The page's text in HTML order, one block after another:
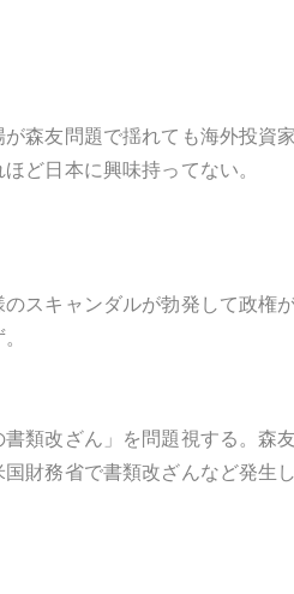
森友問題で揺れても海外投資
ど日本に興味持ってない。
スキャンダルが勃発して政権
類改ざん」を問題視する。森
財務省で書類改ざんなど発生